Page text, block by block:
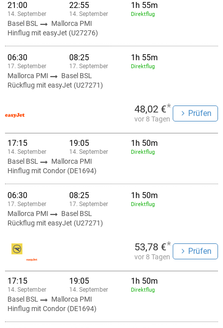
21:00
14. September
22:55
14. September
1h 55m
Direktflug
Basel BSL
Mallorca PMI
Hinflug mit easyJet (U27276)
06:30
17. September
08:25
17. September
1h 55m
Direktflug
Mallorca PMI
Basel BSL
Rückflug mit easyJet (U27271)
48,02 €*
vor 8 Tagen
Prüfen
17:15
14. September
19:05
14. September
1h 50m
Direktflug
Basel BSL
Mallorca PMI
Hinflug mit Condor (DE1694)
06:30
17. September
08:25
17. September
1h 50m
Direktflug
Mallorca PMI
Basel BSL
Rückflug mit easyJet (U27271)
53,78 €*
vor 8 Tagen
Prüfen
17:15
14. September
19:05
14. September
1h 50m
Direktflug
Basel BSL
Mallorca PMI
Hinflug mit Condor (DE1694)